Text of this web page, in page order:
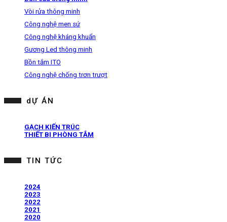
Vòi rửa thông minh
Công nghệ men sứ
Công nghệ kháng khuẩn
Gương Led thông minh
Bồn tắm ITO
Công nghệ chống trơn trượt
dỰ ÁN
GẠCH KIẾN TRÚC
THIẾT BỊ PHÒNG TẮM
TIN TỨC
2024
2023
2022
2021
2020